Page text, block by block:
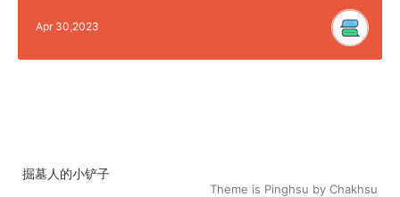
Apr 30,2023
掘墓人的小铲子
Theme is Pinghsu by Chakhsu